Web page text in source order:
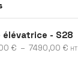
élévatrice - S28
€ – 7490,00 € HT